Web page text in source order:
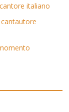
italiano